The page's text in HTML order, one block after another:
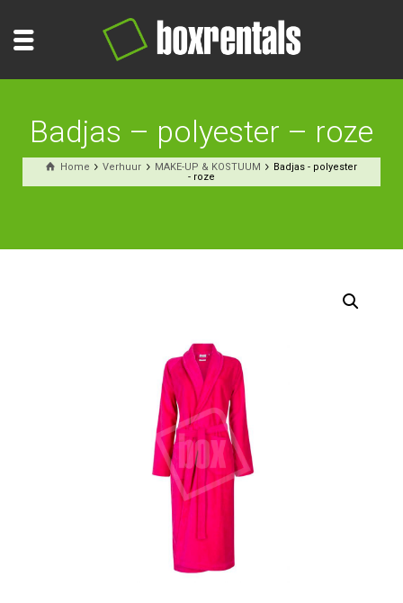
Badjas – polyester – roze
Home Verhuur MAKE-UP & KOSTUUM
Badjas - polyester
- roze